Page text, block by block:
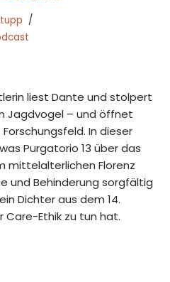
liest Dante und stolpert
Jagdvogel – und öffnet
In dieser
Purgatorio 13 über das
mittelalterlichen Florenz
und Behinderung sorgfältig
Dichter aus dem 14.
Ethik zu tun hat.